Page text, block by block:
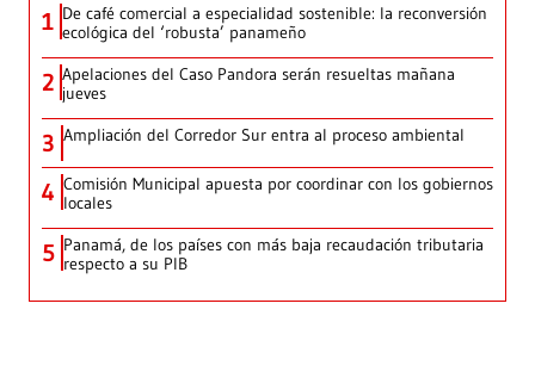
1 De café comercial a especialidad sostenible: la reconversión
ecológica del ‘robusta’ panameño
2 Apelaciones del Caso Pandora serán resueltas mañana
jueves
3 Ampliación del Corredor Sur entra al proceso ambiental
4 Comisión Municipal apuesta por coordinar con los gobiernos
locales
5 Panamá, de los países con más baja recaudación tributaria
respecto a su PIB